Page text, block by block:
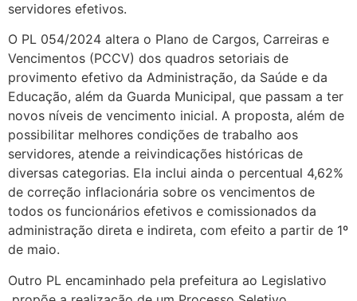
servidores efetivos.
O PL 054/2024 altera o Plano de Cargos, Carreiras e
Vencimentos (PCCV) dos quadros setoriais de
provimento efetivo da Administração, da Saúde e da
Educação, além da Guarda Municipal, que passam a ter
novos níveis de vencimento inicial. A proposta, além de
possibilitar melhores condições de trabalho aos
servidores, atende a reivindicações históricas de
diversas categorias. Ela inclui ainda o percentual 4,62%
de correção inflacionária sobre os vencimentos de
todos os funcionários efetivos e comissionados da
administração direta e indireta, com efeito a partir de 1º
de maio.
Outro PL encaminhado pela prefeitura ao Legislativo